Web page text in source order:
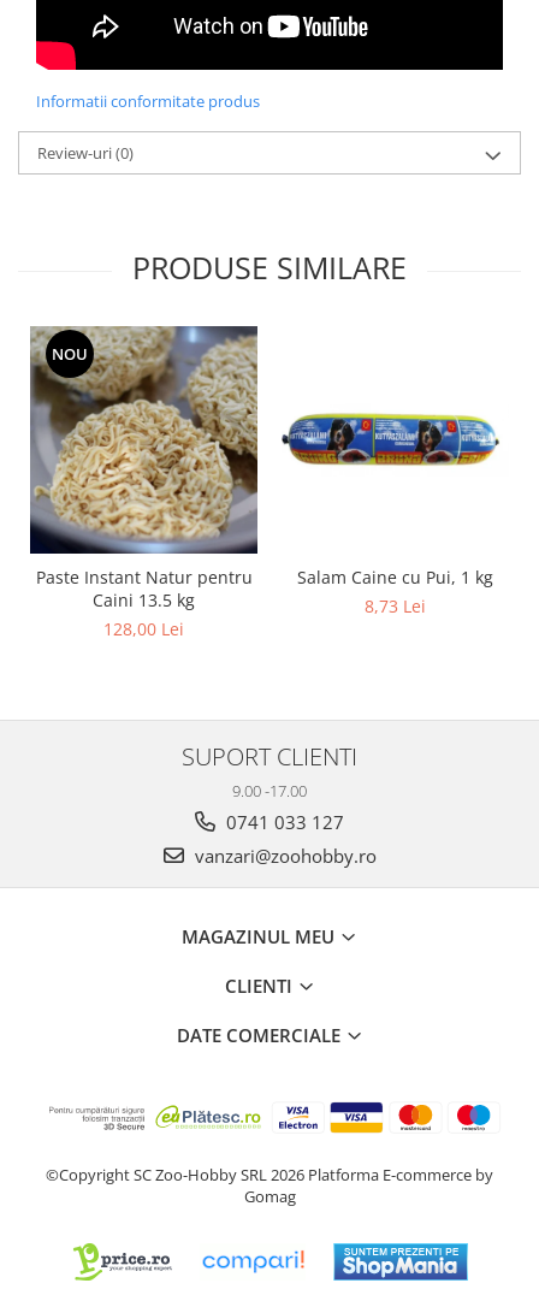
Informatii conformitate produs
Review-uri(0)
PRODUSE SIMILARE
NOU
Paste Instant Natur pentru
Caini 13.5 kg
128,00 Lei
Salam Caine cu Pui, 1 kg
8,73 Lei
SUPORT CLIENTI
9.00 -17.00
0741 033 127
vanzari@zoohobby.ro
MAGAZINUL MEU
CLIENTI
DATE COMERCIALE
©Copyright SC Zoo-Hobby SRL 2026 Platforma E-commerce by
Gomag